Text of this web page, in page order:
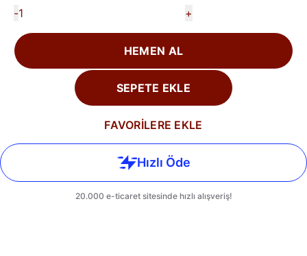
- +
HEMEN AL
SEPETE EKLE
FAVORİLERE EKLE